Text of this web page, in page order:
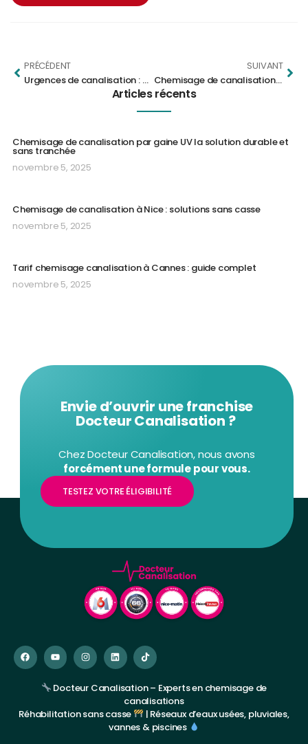
PRÉCÉDENT
Urgences de canalisation : Comment le chemisage peut être la solution rapide et efficace.
SUIVANT
Chemisage de canalisations: La technologie derrière DocteurSpray & Docteur Liner
Articles récents
Chemisage de canalisation par gaine UV la solution durable et
sans tranchée
novembre 5, 2025
Chemisage de canalisation à Nice : solutions sans casse
novembre 5, 2025
Tarif chemisage canalisation à Cannes : guide complet
novembre 5, 2025
Envie d’ouvrir une franchise
Docteur Canalisation ?
Chez Docteur Canalisation, nous avons
forcément une formule pour vous.
TESTEZ VOTRE ÉLIGIBILITÉ
Docteur Canalisation – Experts en chemisage de
canalisations
Réhabilitation sans casse
| Réseaux d’eaux usées, pluviales,
vannes & piscines